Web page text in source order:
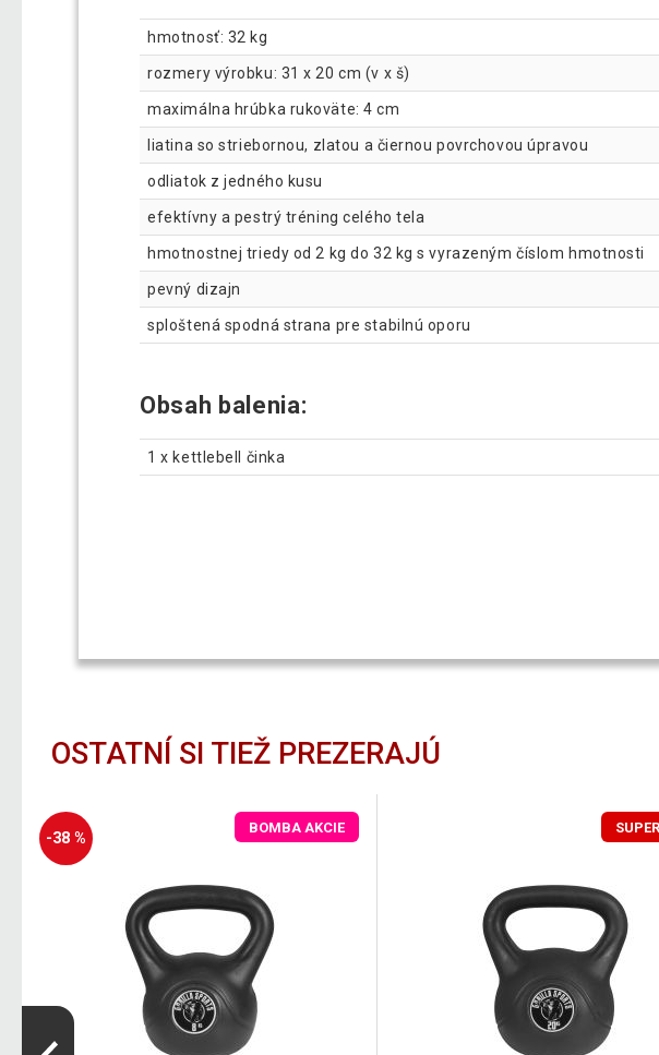
hmotnosť: 32 kg
rozmery výrobku: 31 x 20 cm (v x š)
maximálna hrúbka rukoväte: 4 cm
liatina so striebornou, zlatou a čiernou povrchovou úpravou
odliatok z jedného kusu
efektívny a pestrý tréning celého tela
hmotnostnej triedy od 2 kg do 32 kg s vyrazeným číslom hmotnosti
pevný dizajn
sploštená spodná strana pre stabilnú oporu
Obsah balenia:
1 x kettlebell činka
OSTATNÍ SI TIEŽ PREZERAJÚ
-38 %
BOMBA AKCIE